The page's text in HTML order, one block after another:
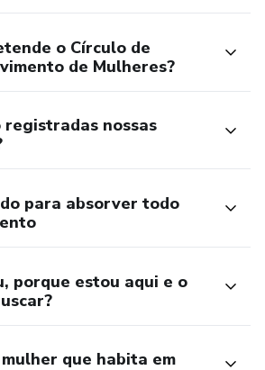
de ouro" que ocorre mensalmente
redes sociais e no site.
o Círculo de
de Mulheres?
registradas nossas
para absorver todo
porque estou aqui e o
mulher que habita em